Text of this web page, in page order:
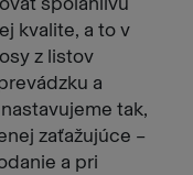
kvalite, a to v
z listov
a
tak,
zaťažujúce –
a pri